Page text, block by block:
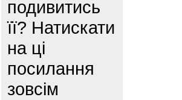
подивитись
її? Натискати
на ці
посилання
зовсім